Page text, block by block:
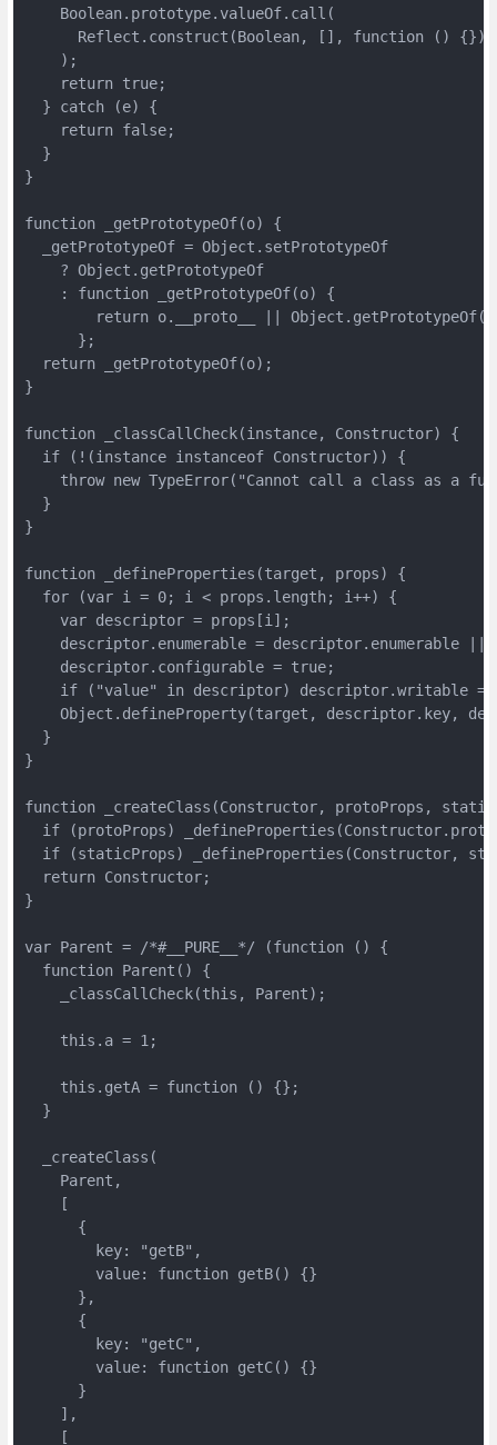
    Boolean.prototype.valueOf.call(
      Reflect.construct(Boolean, [], function () {})
    );
    return true;
  } catch (e) {
    return false;
  }
}
function _getPrototypeOf(o) {
  _getPrototypeOf = Object.setPrototypeOf
    ? Object.getPrototypeOf
    : function _getPrototypeOf(o) {
return o.__proto__ ||
      };
  return _getPrototypeOf(o);
}
function _classCallCheck(instance, Constructor) {
  if (!(instance instanceof Constructor)) {
throw new TypeError("Cannot call a class as a
  }
}
function _defineProperties(target, props) {
  for (var i = 0; i < props.length; i++) {
    var descriptor = props[i];
descriptor.enumerable = descriptor.enumerable ||
    descriptor.configurable = true;
if ("value" in descriptor) descriptor.writable =
Object.defineProperty(target, descriptor.key,
  }
}
function _createClass(Constructor, protoProps,
if (protoProps)
if (staticProps) _defineProperties(Constructor,
  return Constructor;
}
var Parent = /*#__PURE__*/ (function () {
  function Parent() {
    _classCallCheck(this, Parent);
    this.a = 1;
    this.getA = function () {};
  }
  _createClass(
    Parent,
    [
      {
        key: "getB",
        value: function getB() {}
      },
      {
        key: "getC",
        value: function getC() {}
      }
    ],
    [